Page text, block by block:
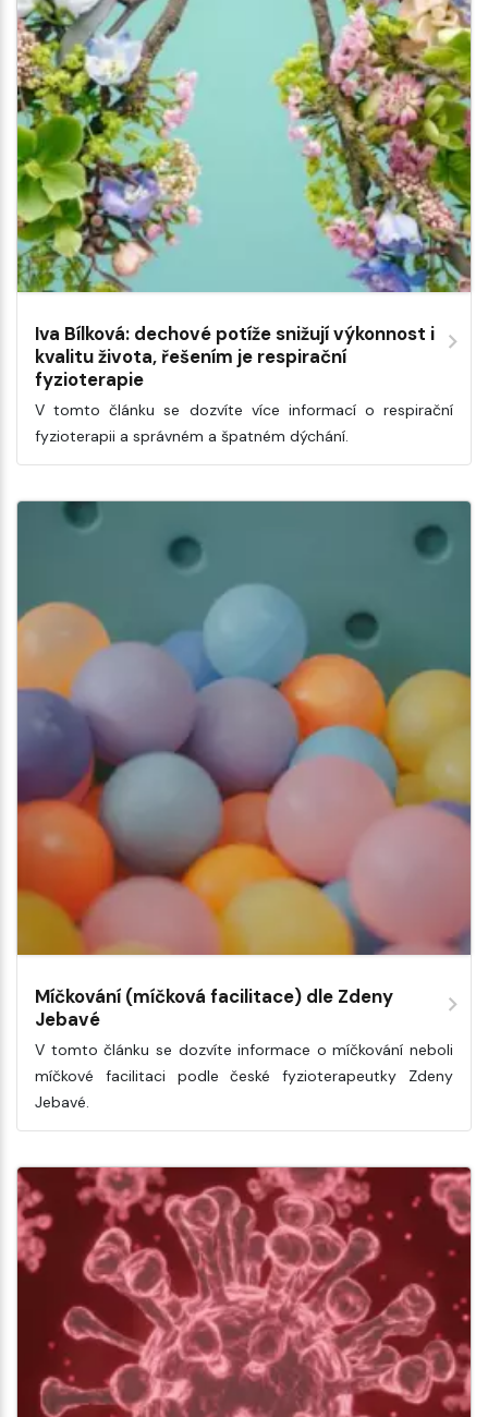
Iva Bílková: dechové potíže snižují výkonnost i
kvalitu života, řešením je respirační
fyzioterapie
V tomto článku se dozvíte více informací o respirační
fyzioterapii a správném a špatném dýchání.
Míčkování (míčková facilitace) dle Zdeny
Jebavé
V tomto článku se dozvíte informace o míčkování neboli
míčkové facilitaci podle české fyzioterapeutky Zdeny
Jebavé.